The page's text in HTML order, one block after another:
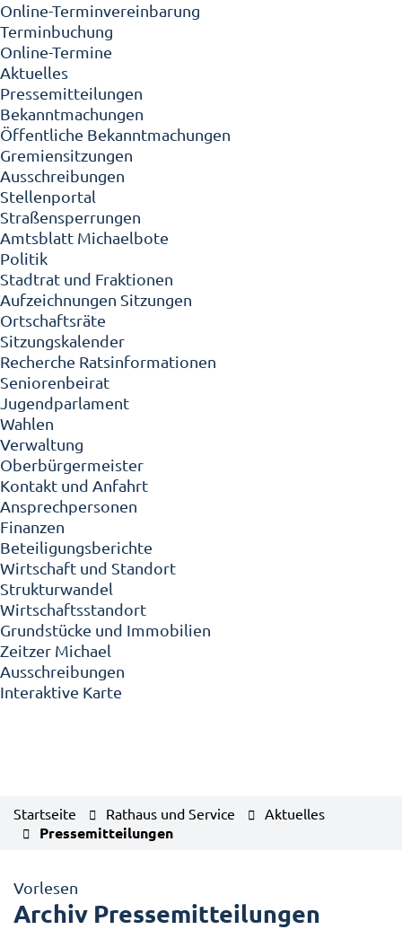
Online-Terminvereinbarung
Terminbuchung
Online-Termine
Aktuelles
Pressemitteilungen
Bekanntmachungen
Öffentliche Bekanntmachungen
Gremiensitzungen
Ausschreibungen
Stellenportal
Straßensperrungen
Amtsblatt Michaelbote
Politik
Stadtrat und Fraktionen
Aufzeichnungen Sitzungen
Ortschaftsräte
Sitzungskalender
Recherche Ratsinformationen
Seniorenbeirat
Jugendparlament
Wahlen
Verwaltung
Oberbürgermeister
Kontakt und Anfahrt
Ansprechpersonen
Finanzen
Beteiligungsberichte
Wirtschaft und Standort
Strukturwandel
Wirtschaftsstandort
Grundstücke und Immobilien
Zeitzer Michael
Ausschreibungen
Interaktive Karte
Startseite Rathaus und Service Aktuelles
Pressemitteilungen
Vorlesen
Archiv Pressemitteilungen